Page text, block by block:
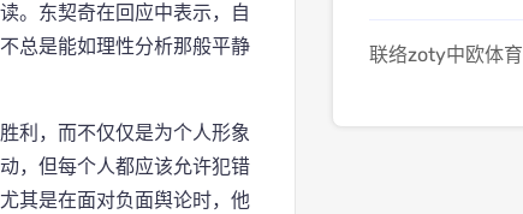
。东契奇在回应中表示，自
总是能如理性分析那般平静
利，而不仅仅是为个人形象
，但每个人都应该允许犯错
其是在面对负面舆论时，他
联络zoty中欧体育